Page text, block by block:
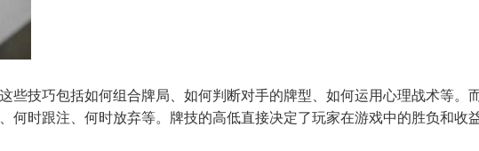
些技巧包括如何组合牌局、如何判断对手的牌型、如何运用心理战术等。
何时跟注、何时放弃等。牌技的高低直接决定了玩家在游戏中的胜负和收